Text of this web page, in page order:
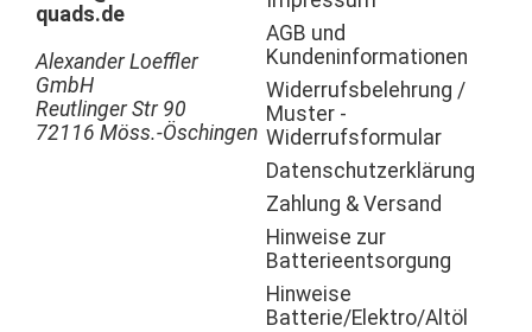
quads.de
Alexander Loeffler
GmbH
Reutlinger Str 90
72116 Möss.-Öschingen
AGB und
Kundeninformationen
Widerrufsbelehrung /
Muster -
Widerrufsformular
Datenschutzerklärung
Zahlung & Versand
Hinweise zur
Batterieentsorgung
Hinweise
Batterie/Elektro/Altöl